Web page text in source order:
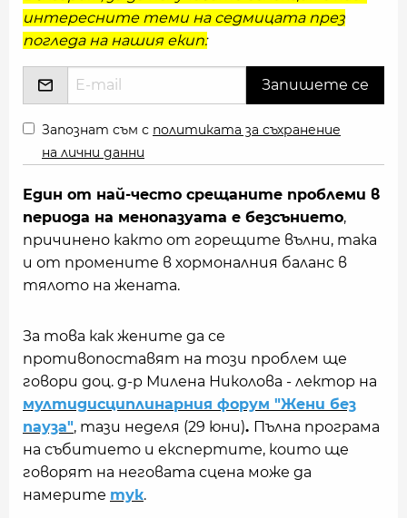
интересните теми на седмицата през
погледа на нашия екип:
Запознат съм с политиката за съхранение
на лични данни
Един от най-често срещаните проблеми в
периода на менопазуата е безсънието,
причинено както от горещите вълни, така
и от промените в хормоналния баланс в
тялото на жената.
За това как жените да се
противопоставят на този проблем ще
говори доц. д-р Милена Николова - лектор на
мултидисциплинарния форум "Жени без
пауза", тази неделя (29 юни). Пълна програма
на събитието и експертите, които ще
говорят на неговата сцена може да
намерите тук.